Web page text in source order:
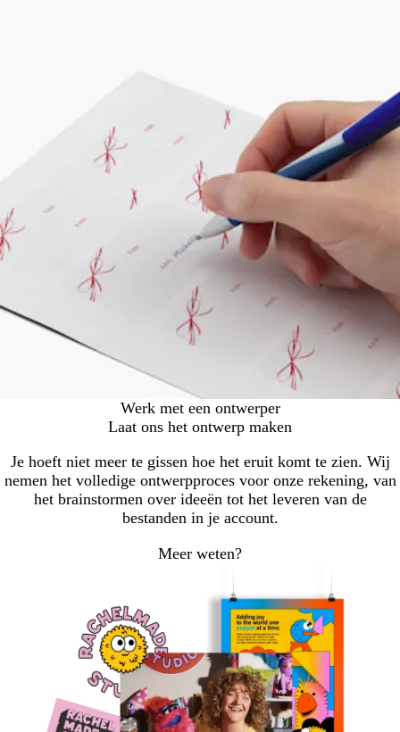
Werk met een ontwerper
Laat ons het ontwerp maken
Je hoeft niet meer te gissen hoe het eruit komt te zien. Wij
nemen het volledige ontwerpproces voor onze rekening, van
het brainstormen over ideeën tot het leveren van de
bestanden in je account.
Meer weten?